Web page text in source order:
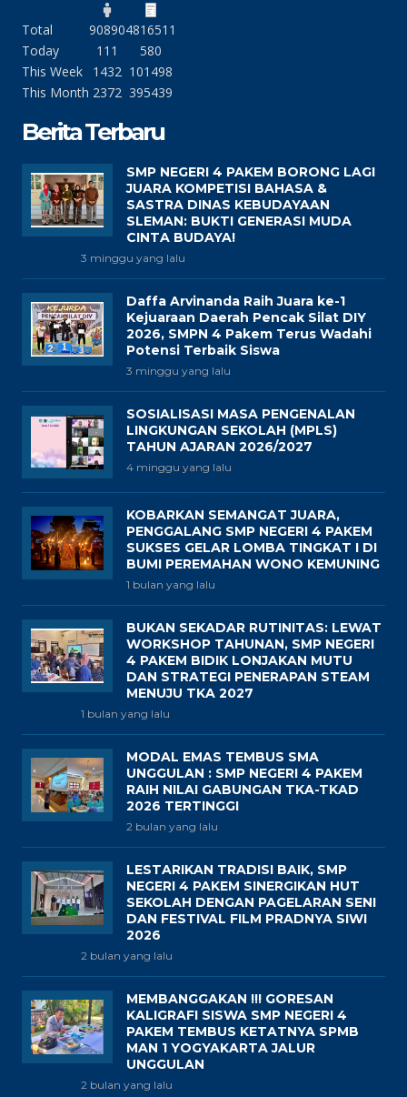
Total 908904816511
Today
111
580
This Week
1432 101498
This Month 2372 395439
Berita Terbaru
SMP NEGERI 4 PAKEM BORONG LAGI
JUARA KOMPETISI BAHASA &
SASTRA DINAS KEBUDAYAAN
SLEMAN: BUKTI GENERASI MUDA
CINTA BUDAYA!
3 minggu yang lalu
Daffa Arvinanda Raih Juara ke-1
Kejuaraan Daerah Pencak Silat DIY
2026, SMPN 4 Pakem Terus Wadahi
Potensi Terbaik Siswa
3 minggu yang lalu
SOSIALISASI MASA PENGENALAN
LINGKUNGAN SEKOLAH (MPLS)
TAHUN AJARAN 2026/2027
4 minggu yang lalu
KOBARKAN SEMANGAT JUARA,
PENGGALANG SMP NEGERI 4 PAKEM
SUKSES GELAR LOMBA TINGKAT I DI
BUMI PEREMAHAN WONO KEMUNING
1 bulan yang lalu
BUKAN SEKADAR RUTINITAS: LEWAT
WORKSHOP TAHUNAN, SMP NEGERI
4 PAKEM BIDIK LONJAKAN MUTU
DAN STRATEGI PENERAPAN STEAM
MENUJU TKA 2027
1 bulan yang lalu
MODAL EMAS TEMBUS SMA
UNGGULAN : SMP NEGERI 4 PAKEM
RAIH NILAI GABUNGAN TKA-TKAD
2026 TERTINGGI
2 bulan yang lalu
LESTARIKAN TRADISI BAIK, SMP
NEGERI 4 PAKEM SINERGIKAN HUT
SEKOLAH DENGAN PAGELARAN SENI
DAN FESTIVAL FILM PRADNYA SIWI
2026
2 bulan yang lalu
MEMBANGGAKAN !!! GORESAN
KALIGRAFI SISWA SMP NEGERI 4
PAKEM TEMBUS KETATNYA SPMB
MAN 1 YOGYAKARTA JALUR
UNGGULAN
2 bulan yang lalu